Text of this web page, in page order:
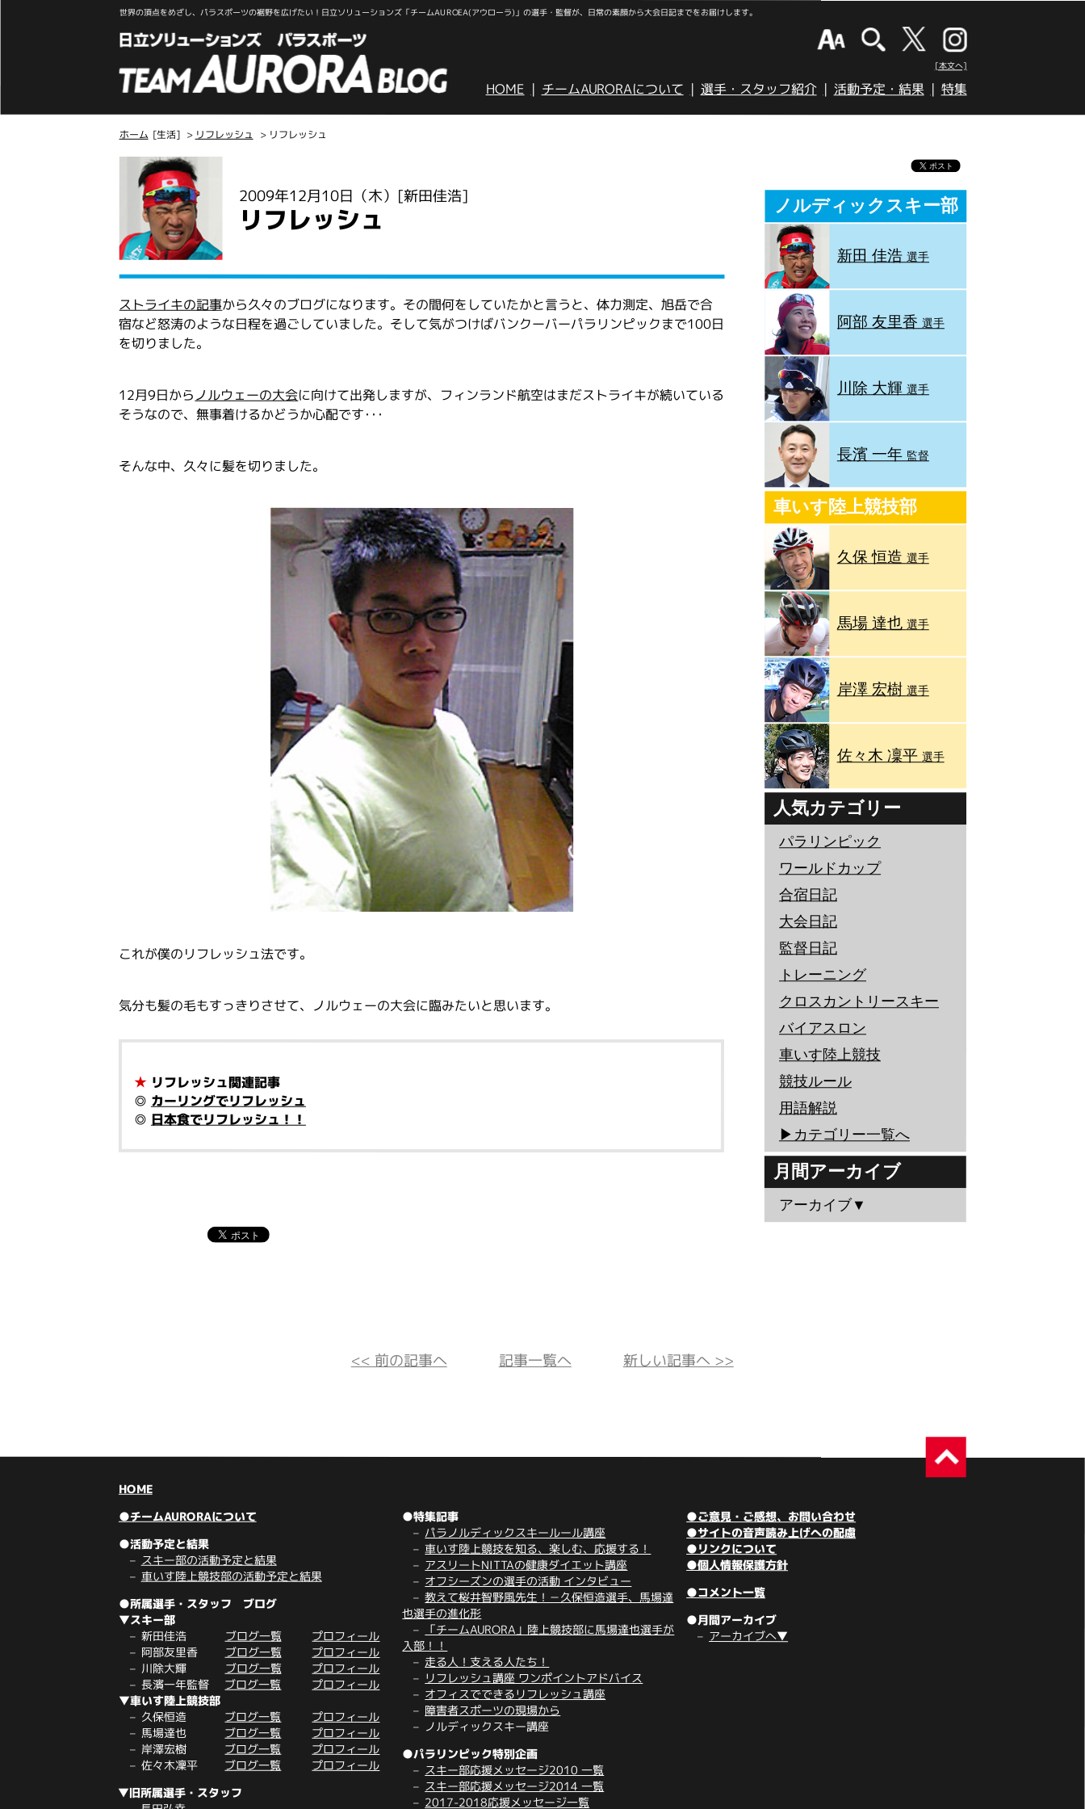
世界の頂点をめざし、パラスポーツの裾野を広げたい！日立ソリューションズ「チームAUROEA(アウローラ)」の選手・監督が、日常の素顔から大会日記までをお届けします。
[本文へ]
HOME チームAURORAについて 選手・スタッフ紹介 活動予定・結果 特集
ホーム [生活] > リフレッシュ > リフレッシュ
2009年12月10日（木） [新田佳浩]
リフレッシュ
ストライキの記事から久々のブログになります。その間何をしていたかと言うと、体力測定、旭岳で合
宿など怒涛のような日程を過ごしていました。そして気がつけばバンクーバーパラリンピックまで100日
を切りました。
12月9日からノルウェーの大会に向けて出発しますが、フィンランド航空はまだストライキが続いている
そうなので、無事着けるかどうか心配です･･･
そんな中、久々に髪を切りました。
これが僕のリフレッシュ法です。
気分も髪の毛もすっきりさせて、ノルウェーの大会に臨みたいと思います。
★ リフレッシュ関連記事
◎ カーリングでリフレッシュ
◎ 日本食でリフレッシュ！！
ノルディックスキー部
新田 佳浩 選手
阿部 友里香 選手
川除 大輝 選手
長濱 一年 監督
車いす陸上競技部
久保 恒造 選手
馬場 達也 選手
岸澤 宏樹 選手
佐々木 凜平 選手
人気カテゴリー
パラリンピック
ワールドカップ
合宿日記
大会日記
監督日記
トレーニング
クロスカントリースキー
バイアスロン
車いす陸上競技
競技ルール
用語解説
▶︎カテゴリー一覧へ
月間アーカイブ
アーカイブ▼
<< 前の記事へ 記事一覧へ 新しい記事へ >>
HOME
●チームAURORAについて
●活動予定と結果
スキー部の活動予定と結果
車いす陸上競技部の活動予定と結果
●所属選手・スタッフ ブログ
▼スキー部
新田佳浩 ブログ一覧 プロフィール
阿部友里香 ブログ一覧 プロフィール
川除大輝 ブログ一覧
プロフィール
長濱一年監督
ブログ一覧 プロフィール
▼車いす陸上競技部
久保恒造 ブログ一覧 プロフィール
馬場達也 ブログ一覧 プロフィール
岸澤宏樹 ブログ一覧 プロフィール
佐々木凜平 ブログ一覧 プロフィール
▼旧所属選手・スタッフ
●特集記事
パラノルディックスキールール講座
車いす陸上競技を知る、楽しむ、応援する！
アスリートNITTAの健康ダイエット講座
オフシーズンの選手の活動 インタビュー
教えて桜井智野風先生！－久保恒造選手、馬場達
也選手の進化形
「チームAURORA」陸上競技部に馬場達也選手が
入部！！
走る人！支える人たち！
リフレッシュ講座 ワンポイントアドバイス
オフィスでできるリフレッシュ講座
障害者スポーツの現場から
ノルディックスキー講座
●パラリンピック特別企画
スキー部応援メッセージ2010 一覧
スキー部応援メッセージ2014 一覧
2017-2018応援メッセージ一覧
●ご意見・ご感想、お問い合わせ
●サイトの音声読み上げへの配慮
●リンクについて
●個人情報保護方針
●コメント一覧
●月間アーカイブ
アーカイブへ▼